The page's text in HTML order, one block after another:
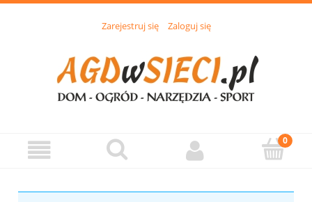
Zarejestruj się Zaloguj się